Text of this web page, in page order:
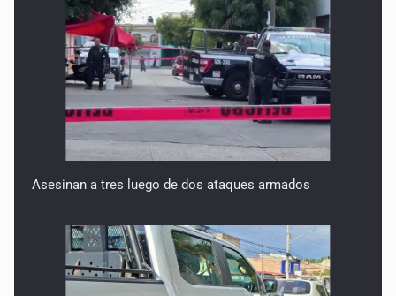
Asesinan a tres luego de dos ataques armados